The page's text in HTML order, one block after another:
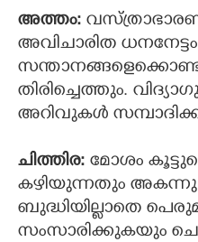
അത്തം:
അവിചാരിത
തിരിച്ചെത്തും.
അറിവുകള്‍
ചിത്തിര: മോശം
കഴിയുന്നതും അകന്നു
ബുദ്ധിയില്ലാതെ
സംസാരിക്കുകയും